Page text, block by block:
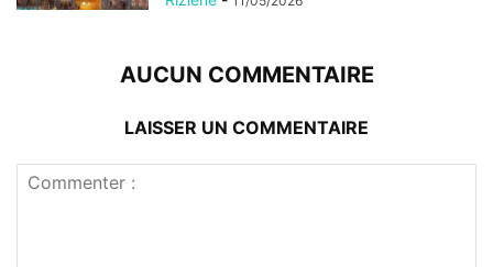
AUCUN COMMENTAIRE
LAISSER UN COMMENTAIRE